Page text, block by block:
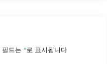
필드는 *로 표시됩니다